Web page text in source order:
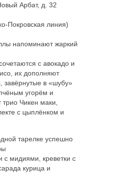
Арбат, д. 32
Покровская линия)
напоминают жаркий
с авокадо и
их дополняют
завёрнутые в «шубу»
угорём и
Чикен маки,
с цыплёнком и
тарелке успешно
с мидиями, креветки с
курица и